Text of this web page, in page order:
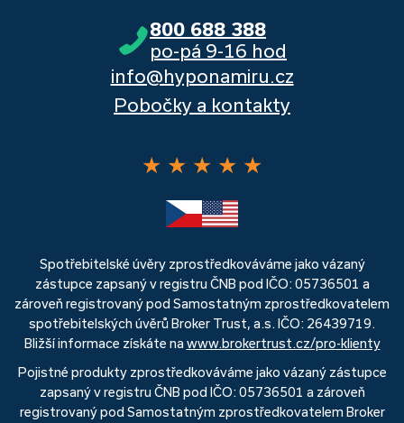
800 688 388
po-pá 9-16 hod
info@hyponamiru.cz
Pobočky a kontakty
★ ★ ★ ★ ★
Spotřebitelské úvěry zprostředkováváme jako vázaný
zástupce zapsaný v registru ČNB pod IČO: 05736501 a
zároveň registrovaný pod Samostatným zprostředkovatelem
spotřebitelských úvěrů Broker Trust, a.s. IČO: 26439719.
Bližší informace získáte na www.brokertrust.cz/pro-klienty
Pojistné produkty zprostředkováváme jako vázaný zástupce
zapsaný v registru ČNB pod IČO: 05736501 a zároveň
registrovaný pod Samostatným zprostředkovatelem Broker